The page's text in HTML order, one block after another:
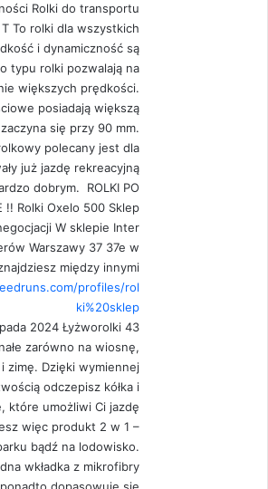
Rolki do transportu
To rolki dla wszystkich
i dynamiczność są
typu rolki pozwalają na
większych prędkości.
posiadają większą
się przy 90 mm.
polecany jest dla
już jazdę rekreacyjną
dobrym. ROLKI PO
!! Rolki Oxelo 500 Sklep
W sklepie Inter
Warszawy 37 37e w
między innymi:
profiles/rol
ki%20sklep
2024 Łyżworolki 43
zarówno na wiosnę,
zimę. Dzięki wymiennej
odczepisz kółka i
które umożliwi Ci jazdę
więc produkt 2 w 1 –
bądź na lodowisko.
wkładka z mikrofibry